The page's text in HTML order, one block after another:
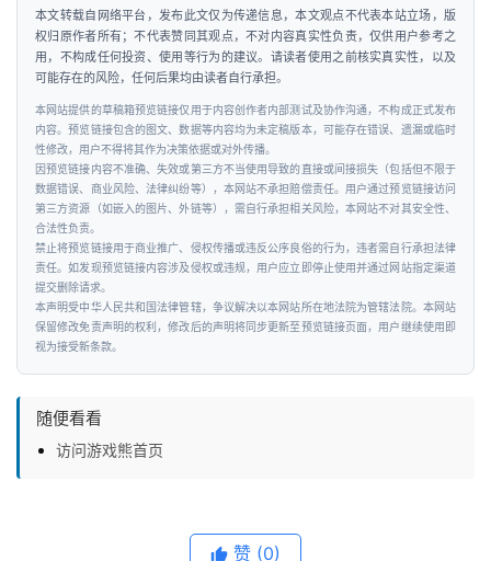
资
工
智
能
汽
车
出
行
业
资
本文转载自网络平台，发布此文仅为传递信息，本文观点不代表本站立场，版
权归原作者所有；不代表赞同其观点，不对内容真实性负责，仅供用户参考之
用，不构成任何投资、使用等行为的建议。请读者使用之前核实真实性，以及
可能存在的风险，任何后果均由读者自行承担。
本网站提供的草稿箱预览链接仅用于内容创作者内部测试及协作沟通，不构成正式发布
内容。预览链接包含的图文、数据等内容均为未定稿版本，可能存在错误、遗漏或临时
性修改，用户不得将其作为决策依据或对外传播。
因预览链接内容不准确、失效或第三方不当使用导致的直接或间接损失（包括但不限于
数据错误、商业风险、法律纠纷等），本网站不承担赔偿责任。用户通过预览链接访问
第三方资源（如嵌入的图片、外链等），需自行承担相关风险，本网站不对其安全性、
合法性负责。
禁止将预览链接用于商业推广、侵权传播或违反公序良俗的行为，违者需自行承担法律
责任。如发现预览链接内容涉及侵权或违规，用户应立即停止使用并通过网站指定渠道
提交删除请求。
本声明受中华人民共和国法律管辖，争议解决以本网站所在地法院为管辖法院。本网站
保留修改免责声明的权利，修改后的声明将同步更新至预览链接页面，用户继续使用即
视为接受新条款。
随便看看
访问游戏熊首页
赞 (0)